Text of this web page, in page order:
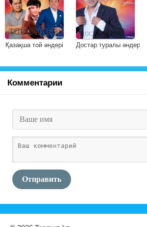
Қазақша той әндері Достар туралы әндер
Комментарии
Отправить